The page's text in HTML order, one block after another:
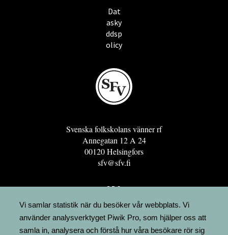
Dat
asky
ddsp
olicy
Svenska folkskolans vänner rf
Annegatan 12 A 24
00120 Helsingfors
sfv@sfv.fi
GRO
FÖRENINGSRESURSEN
MINNESRUNOR.FI
UPPSLAGSVERKET FINLAND
Vi samlar statistik när du besöker vår webbplats. Vi
använder analysverktyget Piwik Pro, som hjälper oss att
samla in, analysera och förstå hur våra besökare rör sig